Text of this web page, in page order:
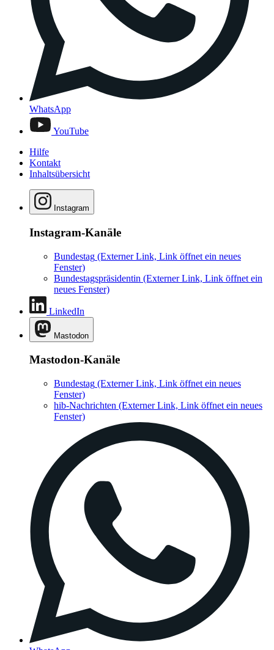
WhatsApp
YouTube
Hilfe
Kontakt
Inhaltsübersicht
Instagram
Instagram-Kanäle
Bundestag (Externer Link, Link öffnet ein neues
Fenster)
Bundestagspräsidentin (Externer Link, Link öffnet ein
neues Fenster)
LinkedIn
Mastodon
Mastodon-Kanäle
Bundestag (Externer Link, Link öffnet ein neues
Fenster)
hib-Nachrichten (Externer Link, Link öffnet ein neues
Fenster)